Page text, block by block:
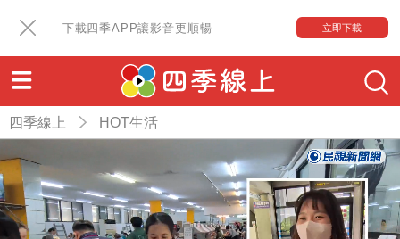
下載四季APP讓影音更順暢 立即下載
四季線上 HOT生活